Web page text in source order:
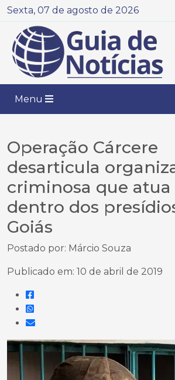
Sexta, 07 de agosto de 2026
Menu
Operação Cárcere
desarticula
criminosa que atua
dentro dos
Goiás
Postado por: Márcio Souza
Publicado em: 10 de abril de 2019